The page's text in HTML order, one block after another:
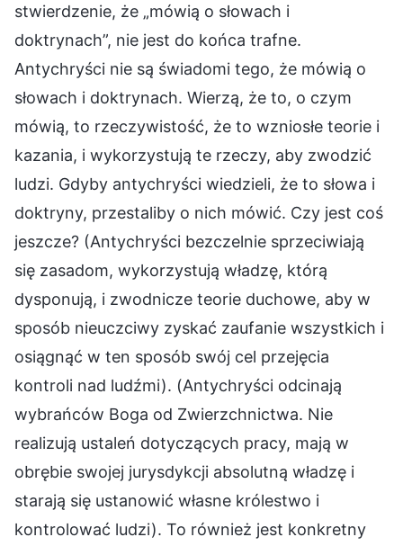
stwierdzenie, że „mówią o słowach i
doktrynach”, nie jest do końca trafne.
Antychryści nie są świadomi tego, że mówią o
słowach i doktrynach. Wierzą, że to, o czym
mówią, to rzeczywistość, że to wzniosłe teorie i
kazania, i wykorzystują te rzeczy, aby zwodzić
ludzi. Gdyby antychryści wiedzieli, że to słowa i
doktryny, przestaliby o nich mówić. Czy jest coś
jeszcze? (Antychryści bezczelnie sprzeciwiają
się zasadom, wykorzystują władzę, którą
dysponują, i zwodnicze teorie duchowe, aby w
sposób nieuczciwy zyskać zaufanie wszystkich i
osiągnąć w ten sposób swój cel przejęcia
kontroli nad ludźmi). (Antychryści odcinają
wybrańców Boga od Zwierzchnictwa. Nie
realizują ustaleń dotyczących pracy, mają w
obrębie swojej jurysdykcji absolutną władzę i
starają się ustanowić własne królestwo i
kontrolować ludzi). To również jest konkretny